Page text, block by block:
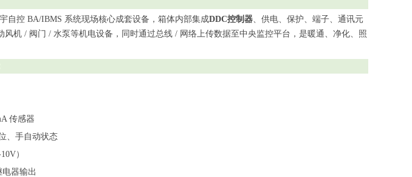
自控 BA/IBMS 系统现场核心成套设备，箱体内部集成DDC控制器、供电、保护、端子、通讯元
风机 / 阀门 / 水泵等机电设备，同时通过总线 / 网络上传数据至中央监控平台，是暖通、净化、照
传感器
、手自动状态
）
器输出